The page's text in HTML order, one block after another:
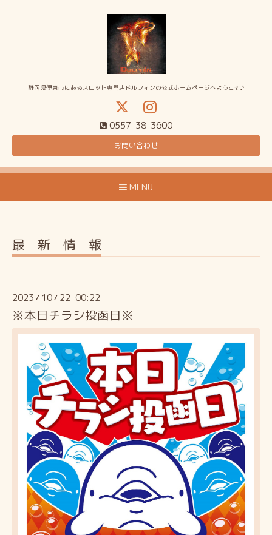
静岡県伊東市にあるスロット専門店ドルフィンの公式ホームページへようこそ♪
0557-38-3600
お問い合わせ
MENU
最 新 情 報
2023 / 10/ 22 00:22
※本日チラシ投函日※